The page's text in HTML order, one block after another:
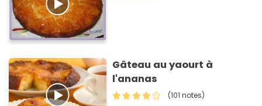
Gâteau au yaourt à
l'ananas
(101 notes)